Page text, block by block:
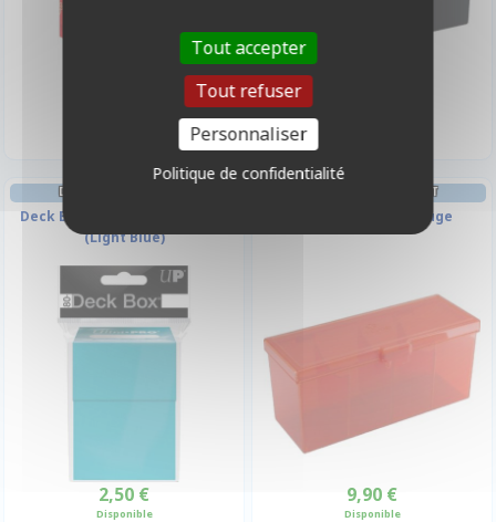
DECK BOX ET RANGEMENT
Deck Box Ultrapro - Bleu Clair
(Light Blue)
2,50 €
Disponible
DECK BOX ET RANGEMENT
Fourtress 320+ - Rouge
9,90 €
Disponible
Tout accepter
Tout refuser
Personnaliser
Politique de confidentialité